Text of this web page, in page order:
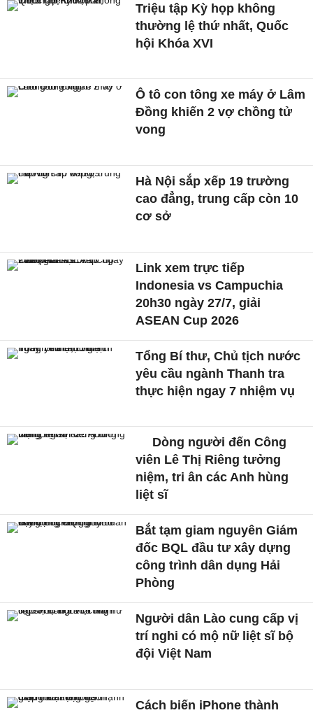
Triệu tập Kỳ họp không
thường lệ thứ nhất, Quốc
hội Khóa XVI
Ô tô con tông xe máy ở Lâm
Đồng khiến 2 vợ chồng tử
vong
Hà Nội sắp xếp 19 trường
cao đẳng, trung cấp còn 10
cơ sở
Link xem trực tiếp
Indonesia vs Campuchia
20h30 ngày 27/7, giải
ASEAN Cup 2026
Tổng Bí thư, Chủ tịch nước
yêu cầu ngành Thanh tra
thực hiện ngay 7 nhiệm vụ
Dòng người đến Công
viên Lê Thị Riêng tưởng
niệm, tri ân các Anh hùng
liệt sĩ
Bắt tạm giam nguyên Giám
đốc BQL đầu tư xây dựng
công trình dân dụng Hải
Phòng
Người dân Lào cung cấp vị
trí nghi có mộ nữ liệt sĩ bộ
đội Việt Nam
Cách biến iPhone thành